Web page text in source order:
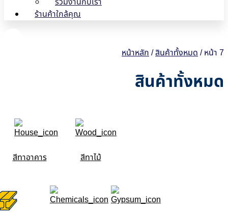
ร้านค้าใกล้คุณ
หน้าหลัก/สินค้าทั้งหมด/ หน้า 7
สินค้าทั้งหมด
สีทาอาคาร สีทาไม้